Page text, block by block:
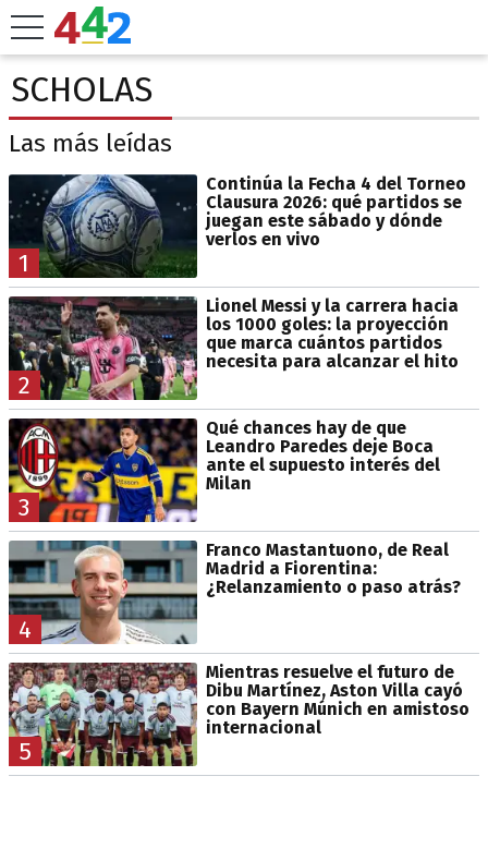
SCHOLAS
Las más leídas
1
Continúa la Fecha 4 del Torneo
Clausura 2026: qué partidos se
juegan este sábado y dónde
verlos en vivo
2
Lionel Messi y la carrera hacia
los 1000 goles: la proyección
que marca cuántos partidos
necesita para alcanzar el hito
3
Qué chances hay de que
Leandro Paredes deje Boca
ante el supuesto interés del
Milan
4
Franco Mastantuono, de Real
Madrid a Fiorentina:
¿Relanzamiento o paso atrás?
5
Mientras resuelve el futuro de
Dibu Martínez, Aston Villa cayó
con Bayern Múnich en amistoso
internacional